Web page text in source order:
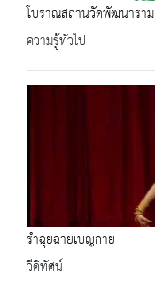
โบราณสถานวัดพัฒนาราม
ความรู้ทั่วไป
รำฉุยฉายเบญกาย
วีดิทัศน์